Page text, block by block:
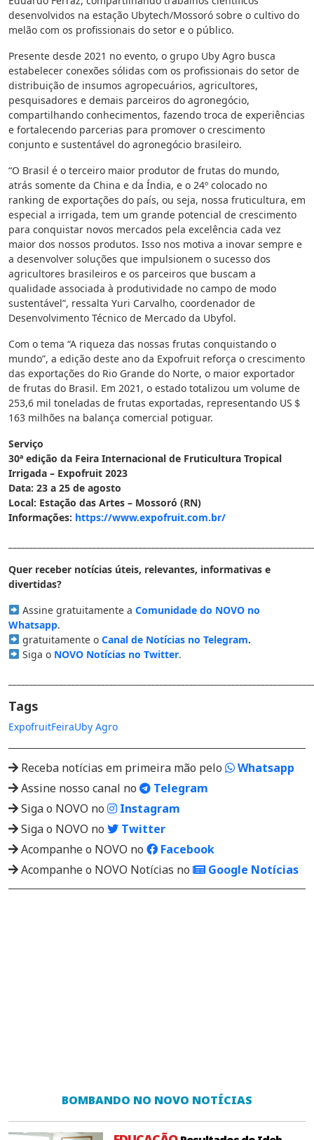
desenvolvidos na estação Ubytech/Mossoró sobre o cultivo do
melão com os profissionais do setor e o público.
Presente desde 2021 no evento, o grupo Uby Agro busca
estabelecer conexões sólidas com os profissionais do setor de
distribuição de insumos agropecuários, agricultores,
pesquisadores e demais parceiros do agronegócio,
compartilhando conhecimentos, fazendo troca de experiências
e fortalecendo parcerias para promover o crescimento
conjunto e sustentável do agronegócio brasileiro.
“O Brasil é o terceiro maior produtor de frutas do mundo,
atrás somente da China e da Índia, e o 24º colocado no
ranking de exportações do país, ou seja, nossa fruticultura, em
especial a irrigada, tem um grande potencial de crescimento
para conquistar novos mercados pela excelência cada vez
maior dos nossos produtos. Isso nos motiva a inovar sempre e
a desenvolver soluções que impulsionem o sucesso dos
agricultores brasileiros e os parceiros que buscam a
qualidade associada à produtividade no campo de modo
sustentável”, ressalta Yuri Carvalho, coordenador de
Desenvolvimento Técnico de Mercado da Ubyfol.
Com o tema “A riqueza das nossas frutas conquistando o
mundo”, a edição deste ano da Expofruit reforça o crescimento
das exportações do Rio Grande do Norte, o maior exportador
de frutas do Brasil. Em 2021, o estado totalizou um volume de
253,6 mil toneladas de frutas exportadas, representando US＄
163 milhões na balança comercial potiguar.
Serviço
30ª edição da Feira Internacional de Fruticultura Tropical
Irrigada – Expofruit 2023
Data: 23 a 25 de agosto
Local: Estação das Artes – Mossoró (RN)
Informações: https://www.expofruit.com.br/
Quer receber notícias úteis, relevantes, informativas e
divertidas?
Assine gratuitamente a Comunidade do NOVO no
Whatsapp.
gratuitamente o Canal de Notícias no Telegram.
Siga o NOVO Notícias no Twitter.
Tags
ExpofruitFeiraUby Agro
Receba notícias em primeira mão pelo
Whatsapp
Assine nosso canal no
Telegram
Siga o NOVO no
Instagram
Siga o NOVO no
Twitter
Acompanhe o NOVO no
Facebook
Acompanhe o NOVO Notícias no
Google Notícias
BOMBANDO NO NOVO NOTÍCIAS